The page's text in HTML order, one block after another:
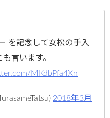
を記念して女松の手入
言います。
MKdbPfa4Xn
2018年3月